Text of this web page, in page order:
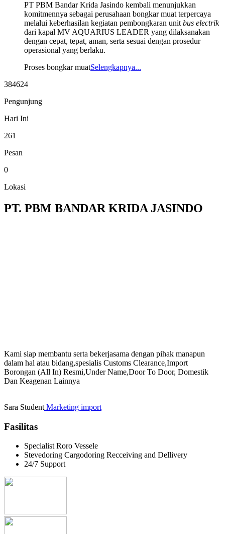
PT PBM Bandar Krida Jasindo kembali menunjukkan
komitmennya sebagai perusahaan bongkar muat terpercaya
melalui keberhasilan kegiatan pembongkaran unit bus electrik
dari kapal MV AQUARIUS LEADER yang dilaksanakan
dengan cepat, tepat, aman, serta sesuai dengan prosedur
operasional yang berlaku.
Proses bongkar muatSelengkapnya...
384624
Pengunjung
Hari Ini
261
Pesan
0
Lokasi
PT. PBM BANDAR KRIDA JASINDO
Kami siap membantu serta bekerjasama dengan pihak manapun
dalam hal atau bidang,spesialis Customs Clearance,Import
Borongan (All In) Resmi,Under Name,Door To Door, Domestik
Dan Keagenan Lainnya
Sara Student Marketing import
Fasilitas
Specialist Roro Vessele
Stevedoring Cargodoring Recceiving and Dellivery
24/7 Support